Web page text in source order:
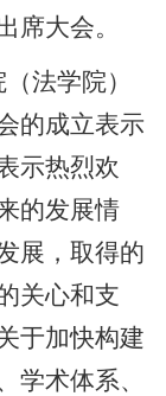
席大会。
法学院）
的成立表示
示热烈欢
的发展情
展，取得的
关心和支
于加快构建
学术体系、